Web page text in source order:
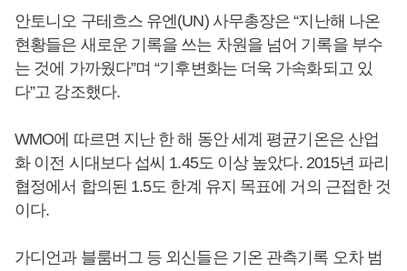
안토니오 구테흐스 유엔(UN) 사무총장은 “지난해 나온
현황들은 새로운 기록을 쓰는 차원을 넘어 기록을 부수
는 것에 가까웠다”며 “기후변화는 더욱 가속화되고 있
다”고 강조했다.
WMO에 따르면 지난 한 해 동안 세계 평균기온은 산업
화 이전 시대보다 섭씨 1.45도 이상 높았다. 2015년 파리
협정에서 합의된 1.5도 한계 유지 목표에 거의 근접한 것
이다.
가디언과 블룸버그 등 외신들은 기온 관측기록 오차 범